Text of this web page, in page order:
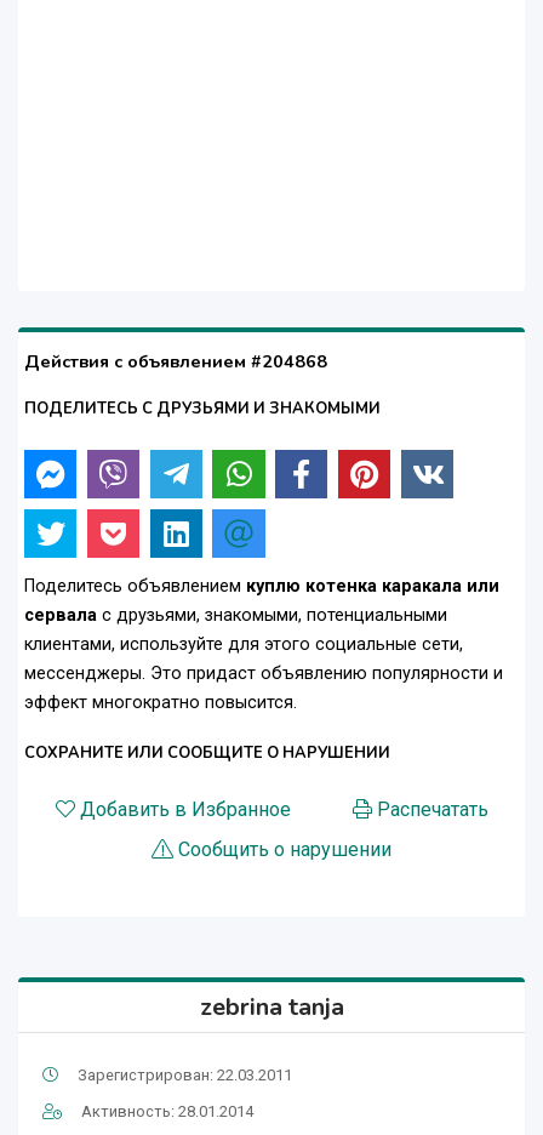
Действия с объявлением #204868
ПОДЕЛИТЕСЬ С ДРУЗЬЯМИ И ЗНАКОМЫМИ
Поделитесь объявлением куплю котенка каракала или
сервала с друзьями, знакомыми, потенциальными
клиентами, используйте для этого социальные сети,
мессенджеры. Это придаст объявлению популярности и
эффект многократно повысится.
СОХРАНИТЕ ИЛИ СООБЩИТЕ О НАРУШЕНИИ
Добавить в Избранное
Распечатать
Сообщить о нарушении
zebrina tanja
Зарегистрирован: 22.03.2011
Активность: 28.01.2014